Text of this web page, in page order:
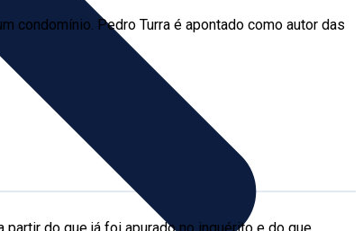
condomínio. Pedro Turra é apontado como autor das